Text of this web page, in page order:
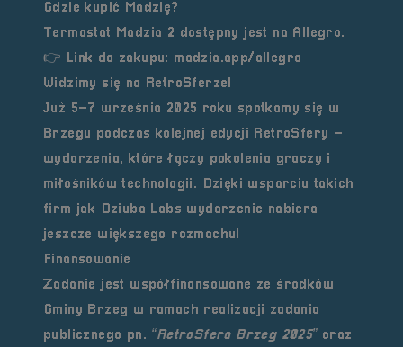
Gdzie kupić Madzię?
Termostat
Madzia 2 dostępny jest na Allegro.
👉 Link do zakupu: madzia.app/allegro
Widzimy się na RetroSferze!
Już 5–7 września 2025 roku spotkamy się w
Brzegu podczas kolejnej edycji RetroSfery –
wydarzenia, które łączy pokolenia graczy i
miłośników technologii. Dzięki wsparciu takich
firm jak Dziuba Labs wydarzenie nabiera
jeszcze większego rozmachu!
Finansowanie
Zadanie jest współfinansowane ze środków
Gminy Brzeg w ramach realizacji zadania
publicznego pn. “RetroSfera Brzeg 2025”oraz